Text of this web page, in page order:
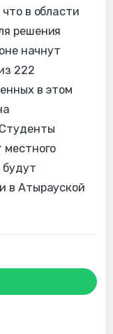
в области
решения
начнут
222
в этом
местного
в Атырауской